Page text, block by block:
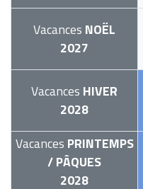
Vacances NOËL
2027
Vacances HIVER
2028
Vacances PRINTEMPS
/ PÂQUES
2028